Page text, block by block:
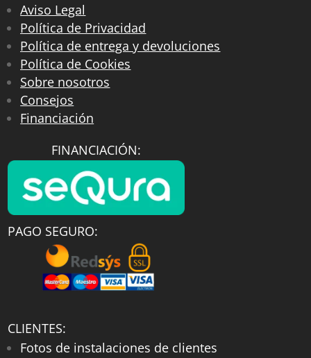
Aviso Legal
Política de Privacidad
Política de entrega y devoluciones
Política de Cookies
Sobre nosotros
Consejos
Financiación
FINANCIACIÓN:
PAGO SEGURO:
CLIENTES:
Fotos de instalaciones de clientes